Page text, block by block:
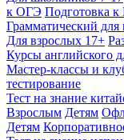
к ОГЭ Подготовка
Грамматический для
Для взрослых 17+
Курсы английского
Мастер-классы и
тестирование
Тест на знание
Взрослым Детям
Детям